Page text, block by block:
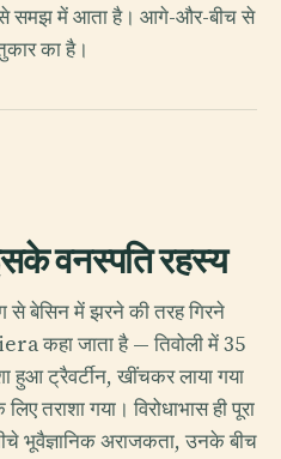
से समझ में आता है। आगे-और-बीच से
का है।
वनस्पति रहस्य
से बेसिन में झरने की तरह गिरने
कहा जाता है — तिवोली में 35
हुआ ट्रैवर्टीन, खींचकर लाया गया
तराशा गया। विरोधाभास ही पूरा
भूवैज्ञानिक अराजकता, उनके बीच